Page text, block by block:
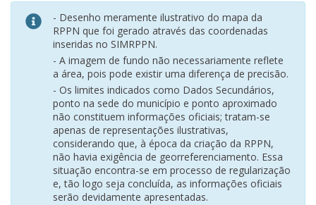
- Desenho meramente ilustrativo do mapa da
RPPN que foi gerado através das coordenadas
inseridas no SIMRPPN.
- A imagem de fundo não necessariamente reflete
a área, pois pode existir uma diferença de precisão.
- Os limites indicados como Dados Secundários,
ponto na sede do município e ponto aproximado
não constituem informações oficiais; tratam-se
apenas de representações ilustrativas,
considerando que, à época da criação da RPPN,
não havia exigência de georreferenciamento. Essa
situação encontra-se em processo de regularização
e, tão logo seja concluída, as informações oficiais
serão devidamente apresentadas.